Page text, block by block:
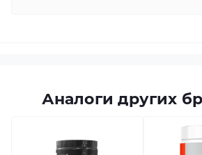
Аналоги других